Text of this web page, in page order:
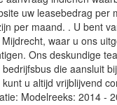
uw leasebedrag per
per maand. . U bent
waar u ons
Ons deskundige
die aansluit
u altijd vrijblijvend
Modelreeks: 2014 -